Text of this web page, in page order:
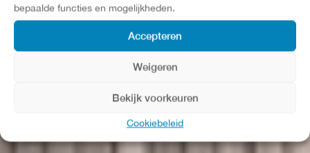
bepaalde functies en mogelijkheden.
Accepteren
Weigeren
Bekijk voorkeuren
Cookiebeleid